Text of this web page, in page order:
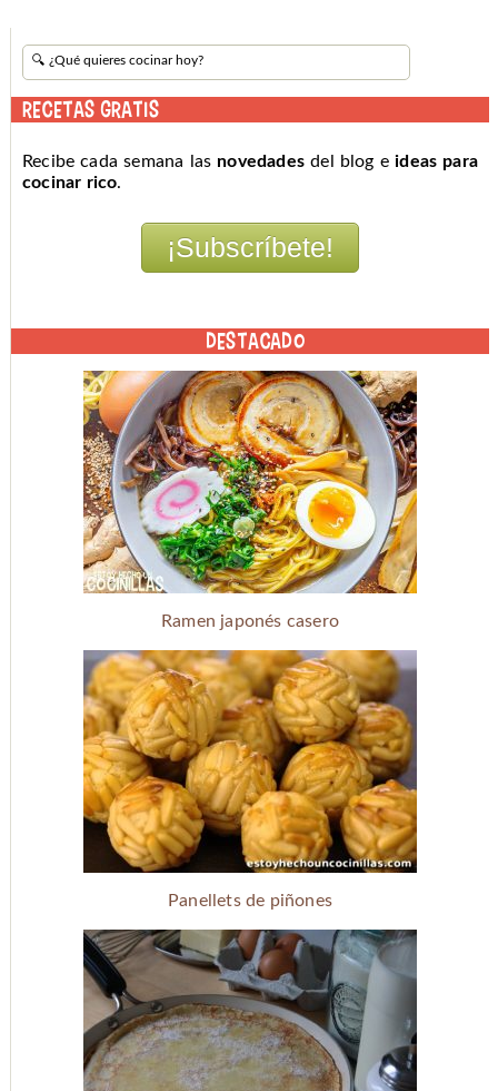
RECETAS GRATIS
Recibe cada semana las novedades del blog eideas para
cocinar rico.
DESTACADO
Ramen japonés casero
Panellets de piñones